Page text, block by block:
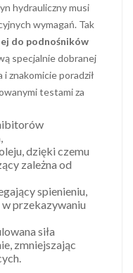
hydrauliczny musi
wymagań. Tak
do podnośników
specjalnie dobranej
znakomicie poradził
testami za
dzięki czemu
zależna od
spienieniu,
przekazywaniu
siła
zmniejszając